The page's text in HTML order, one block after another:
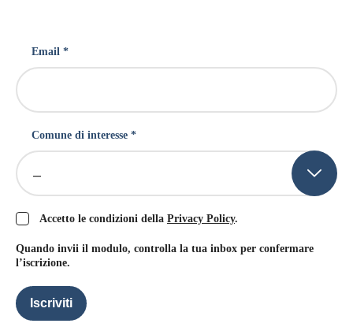
Email *
Comune di interesse *
–
Accetto le condizioni della Privacy Policy.
Quando invii il modulo, controlla la tua inbox per confermare
l’iscrizione.
Iscriviti